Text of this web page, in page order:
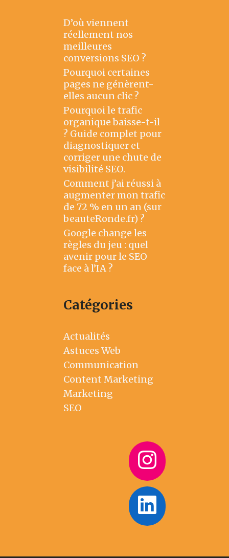
D’où viennent
réellement nos
meilleures
conversions SEO ?
Pourquoi certaines
pages ne génèrent-
elles aucun clic ?
Pourquoi le trafic
organique baisse-t-il
? Guide complet pour
diagnostiquer et
corriger une chute de
visibilité SEO.
Comment j’ai réussi à
augmenter mon trafic
de 72 % en un an (sur
beauteRonde.fr) ?
Google change les
règles du jeu : quel
avenir pour le SEO
face à l’IA ?
Catégories
Actualités
Astuces Web
Communication
Content Marketing
Marketing
SEO